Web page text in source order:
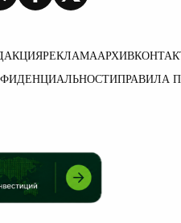
РЕКЛАМААРХИВ
ПРАВИЛА